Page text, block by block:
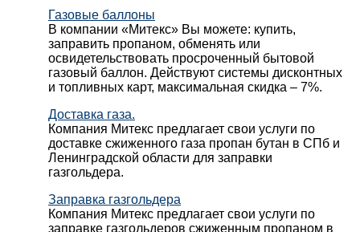
Газовые баллоны
В компании «Митекс» Вы можете: купить,
заправить пропаном, обменять или
освидетельствовать просроченный бытовой
газовый баллон. Действуют системы дисконтных
и топливных карт, максимальная скидка – 7%.
Доставка газа.
Компания Митекс предлагает свои услуги по
доставке сжиженного газа пропан бутан в СПб и
Ленинградской области для заправки
газгольдера.
Заправка газгольдера
Компания Митекс предлагает свои услуги по
заправке газгольдеров сжиженным пропаном в